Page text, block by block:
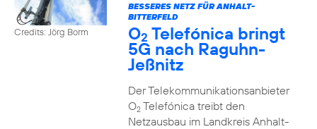
Credits: Jörg Borm
BESSERES NETZ FÜR ANHALT-
BITTERFELD
O2 Telefónica bringt
5G nach Raguhn-
Jeßnitz
Der Telekommunikationsanbieter
O2Telefónica treibt den
Netzausbau im Landkreis Anhalt-